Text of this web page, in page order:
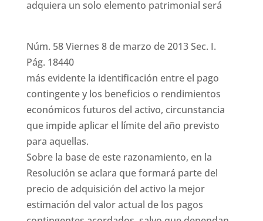
adquiera un solo elemento patrimonial será
Núm. 58 Viernes 8 de marzo de 2013 Sec. I.
Pág. 18440
más evidente la identificación entre el pago
contingente y los beneficios o rendimientos
económicos futuros del activo, circunstancia
que impide aplicar el límite del año previsto
para aquellas.
Sobre la base de este razonamiento, en la
Resolución se aclara que formará parte del
precio de adquisición del activo la mejor
estimación del valor actual de los pagos